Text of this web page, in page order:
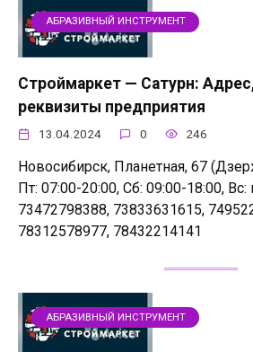
АБРАЗИВНЫЙ ИНСТРУМЕНТ
Строймаркет — Сатурн:
реквизиты предприятия
13.04.2024 0 246
Новосибирск, Планетная, 67
Пт: 07:00-20:00, Сб: 09:00-18:00,
73472798388, 73833631615,
78312578977, 78432214141
АБРАЗИВНЫЙ ИНСТРУМЕНТ